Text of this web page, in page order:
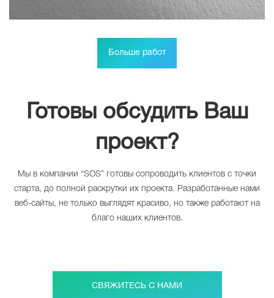
Больше работ
Готовы обсудить Ваш
проект?
Мы в компании “SOS” готовы сопроводить клиентов с точки
старта, до полной раскрутки их проекта. Разработанные нами
веб-сайты, не только выглядят красиво, но также работают на
благо наших клиентов.
СВЯЖИТЕСЬ С НАМИ